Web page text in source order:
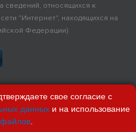
сведений, относящихся к
"Интернет", находящихся на
Федерации)
свое согласие с
данныхи на использование
.